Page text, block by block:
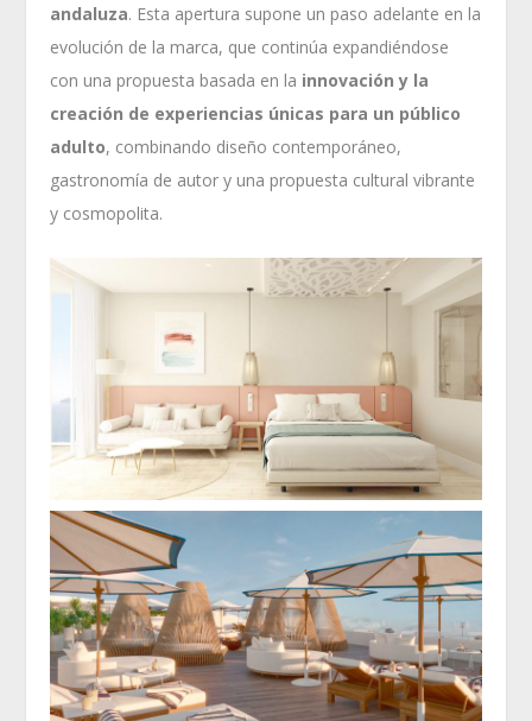
andaluza. Esta apertura supone un paso adelante en la
evolución de la marca, que continúa expandiéndose
con una propuesta basada en la innovación y la
creación de experiencias únicas para un público
adulto, combinando diseño contemporáneo,
gastronomía de autor y una propuesta cultural vibrante
y cosmopolita.